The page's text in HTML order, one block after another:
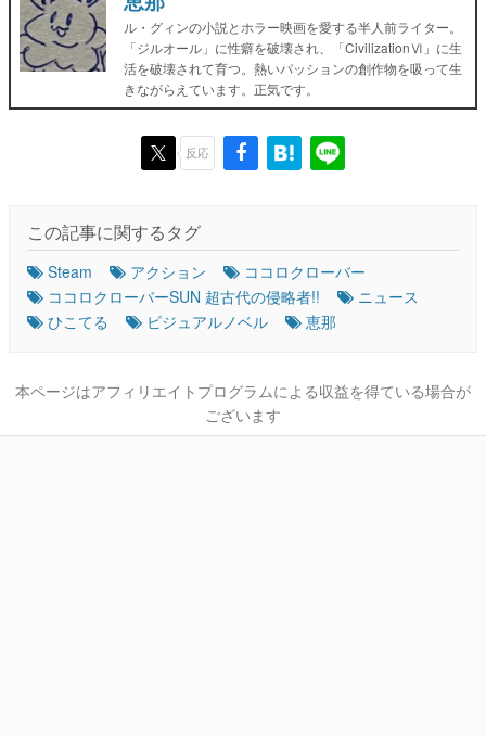
ル・グィンの小説とホラー映画を愛する半人前ライター。
「ジルオール」に性癖を破壊され、「CivilizationⅥ」に生
活を破壊されて育つ。熱いパッションの創作物を吸って生
きながらえています。正気です。
反応
この記事に関するタグ
Steam アクション
ココロクローバー
ココロクローバーSUN 超古代の侵略者!!
ニュース
ひこてる
ビジュアルノベル 恵那
本ページはアフィリエイトプログラムによる収益を得ている場合が
ございます